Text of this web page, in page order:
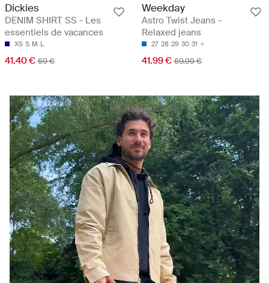
Dickies
DENIM SHIRT SS - Les
essentiels de vacances
XS S M L
41.40 € 69 €
Weekday
Astro Twist Jeans -
Relaxed jeans
27 28 29 30 31
41.99 € 69.99 €